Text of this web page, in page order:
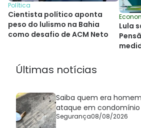
Política
Cientista político aponta
peso do lulismo na Bahia
como desafio de ACM Neto
Lula
Últimas notícias
Saiba quem era
ataque em condomínio
Segurança08/08/2026